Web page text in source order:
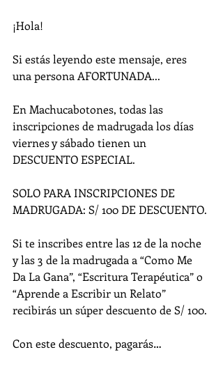
¡Hola!
Si estás leyendo este mensaje, eres
una persona AFORTUNADA...
En Machucabotones, todas las
inscripciones de madrugada los días
viernes y sábado tienen un
DESCUENTO ESPECIAL.
SOLO PARA INSCRIPCIONES DE
MADRUGADA: S/ 100 DE DESCUENTO.
Si te inscribes entre las 12 de la noche
y las 3 de la madrugada a “Como Me
Da La Gana”, “Escritura Terapéutica” o
“Aprende a Escribir un Relato”
recibirás un súper descuento de S/ 100.
Con este descuento, pagarás…